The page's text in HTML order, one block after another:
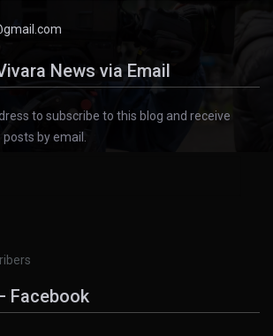
News via Email
to subscribe to this blog and receive
by email.
Facebook